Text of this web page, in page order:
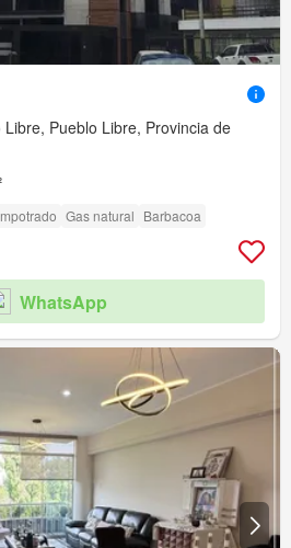
Libre, Pueblo Libre, Provincia de
Gas natural Barbacoa
WhatsApp